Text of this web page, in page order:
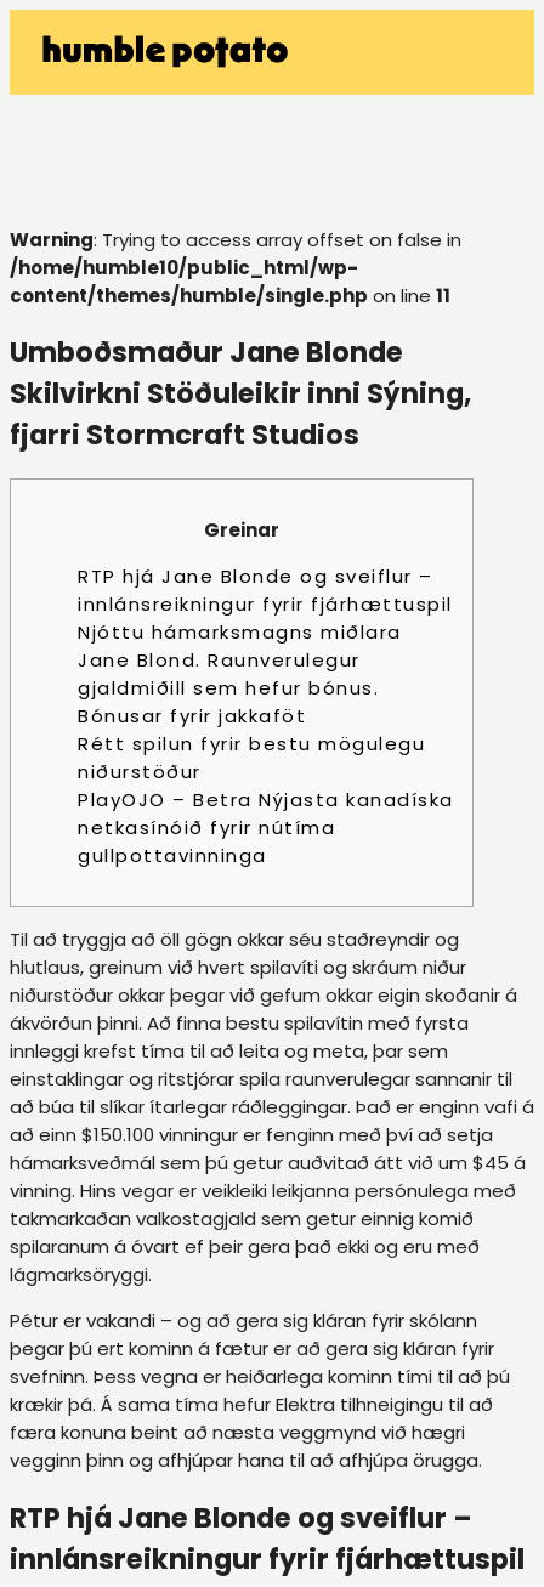
Warning: Trying to access array offset on false in
/home/humble10/public_html/wp-
content/themes/humble/single.php on line 11
Umboðsmaður Jane Blonde
Skilvirkni Stöðuleikir inni Sýning,
fjarri Stormcraft Studios
Greinar
RTP hjá Jane Blonde og sveiflur –
innlánsreikningur fyrir fjárhættuspil
Njóttu hámarksmagns miðlara
Jane Blond. Raunverulegur
gjaldmiðill sem hefur bónus.
Bónusar fyrir jakkaföt
Rétt spilun fyrir bestu mögulegu
niðurstöður
PlayOJO – Betra Nýjasta kanadíska
netkasínóið fyrir nútíma
gullpottavinninga
Til að tryggja að öll gögn okkar séu staðreyndir og
hlutlaus, greinum við hvert spilavíti og skráum niður
niðurstöður okkar þegar við gefum okkar eigin skoðanir á
ákvörðun þinni. Að finna bestu spilavítin með fyrsta
innleggi krefst tíma til að leita og meta, þar sem
einstaklingar og ritstjórar spila raunverulegar sannanir til
að búa til slíkar ítarlegar ráðleggingar. Það er enginn vafi á
að einn $150.100 vinningur er fenginn með því að setja
hámarksveðmál sem þú getur auðvitað átt við um $45 á
vinning. Hins vegar er veikleiki leikjanna persónulega með
takmarkaðan valkostagjald sem getur einnig komið
spilaranum á óvart ef þeir gera það ekki og eru með
lágmarksöryggi.
Pétur er vakandi – og að gera sig kláran fyrir skólann
þegar þú ert kominn á fætur er að gera sig kláran fyrir
svefninn. Þess vegna er heiðarlega kominn tími til að þú
krækir þá. Á sama tíma hefur Elektra tilhneigingu til að
færa konuna beint að næsta veggmynd við hægri
vegginn þinn og afhjúpar hana til að afhjúpa örugga.
RTP hjá Jane Blonde og sveiflur –
innlánsreikningur fyrir fjárhættuspil